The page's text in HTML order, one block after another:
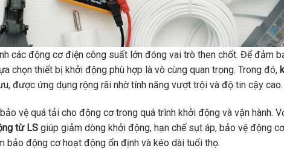
các động cơ điện công suất lớn đóng vai trò then chốt. Để đảm
chọn thiết bị khởi động phù hợp là vô cùng quan trọng. Trong đó,
được ứng dụng rộng rãi nhờ tính năng vượt trội và độ tin cậy cao.
vệ quá tải cho động cơ trong quá trình khởi động và vận hành.
từ LS giúp giảm dòng khởi động, hạn chế sụt áp, bảo vệ động cơ
bảo động cơ hoạt động ổn định và kéo dài tuổi thọ.